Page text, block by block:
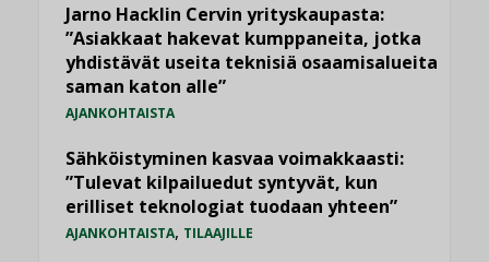
Jarno Hacklin Cervin yrityskaupasta:
”Asiakkaat hakevat kumppaneita, jotka
yhdistävät useita teknisiä osaamisalueita
saman katon alle”
AJANKOHTAISTA
Sähköistyminen kasvaa voimakkaasti:
”Tulevat kilpailuedut syntyvät, kun
erilliset teknologiat tuodaan yhteen”
AJANKOHTAISTA, TILAAJILLE